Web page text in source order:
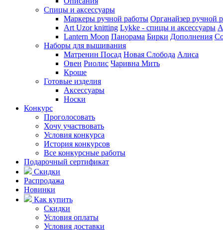
Спицы и аксессуары
Маркеры ручной работы Органайзер ручной
Art Uzor knitting Lykke - спицы и аксессуары
Lantern Moon Панорама Бирки Дополнения
Наборы для вышивания
Матренин Посад Новая Слобода Алиса
Овен Риолис Чаривна Мить
Кроше
Готовые изделия
Аксессуары
Носки
Конкурс
Проголосовать
Хочу участвовать
Условия конкурса
История конкурсов
Все конкурсные работы
Подарочный сертификат
Скидки
Распродажа
Новинки
Как купить
Скидки
Условия оплаты
Условия доставки